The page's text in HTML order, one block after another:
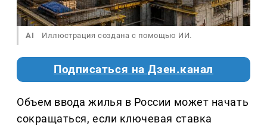
AI Иллюстрация создана с помощью ИИ.
Подписаться на Дзен.канал
Объем ввода жилья в России может начать
сокращаться, если ключевая ставка